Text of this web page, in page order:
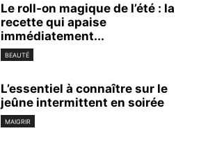
Le roll-on magique de l’été : la
recette qui apaise
immédiatement...
BEAUTÉ
L’essentiel à connaître sur le
jeûne intermittent en soirée
MAIGRIR